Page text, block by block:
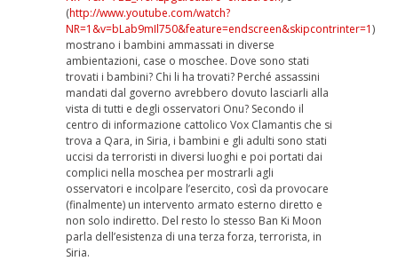
(http://www.youtube.com/watch?
NR=1&v=bLab9mIl750&feature=endscreen&skipcontrinter=1)
mostrano i bambini ammassati in diverse
ambientazioni, case o moschee. Dove sono stati
trovati i bambini? Chi li ha trovati? Perché assassini
mandati dal governo avrebbero dovuto lasciarli alla
vista di tutti e degli osservatori Onu? Secondo il
centro di informazione cattolico Vox Clamantis che si
trova a Qara, in Siria, i bambini e gli adulti sono stati
uccisi da terroristi in diversi luoghi e poi portati dai
complici nella moschea per mostrarli agli
osservatori e incolpare l’esercito, così da provocare
(finalmente) un intervento armato esterno diretto e
non solo indiretto. Del resto lo stesso Ban Ki Moon
parla dell’esistenza di una terza forza, terrorista, in
Siria.